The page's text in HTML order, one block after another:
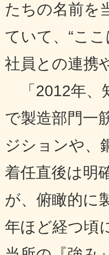
たちの名前を
ていて、“こ
社員との連携
「2012年、
で製造部門一
ジションや、
着任直後は明
が、俯瞰的に
年ほど経つ頃